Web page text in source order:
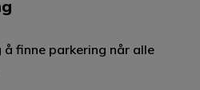
finne parkering når alle